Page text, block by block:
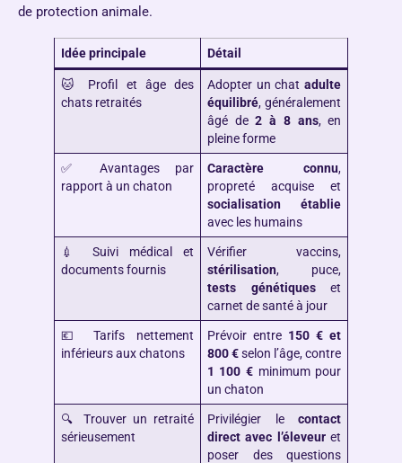
de protection animale.
Idée principale Détail
🐱 Profil et âge des
chats retraités
Adopter un chatadulte
équilibré, généralement
âgé de2 à 8 ans, en
pleine forme
✅ Avantages par
rapport à un chaton
Caractère connu,
propreté acquise et
socialisation établie
avec les humains
💉 Suivi médical et
documents fournis
Vérifier vaccins,
stérilisation, puce,
tests génétiqueset
carnet de santé à jour
💶 Tarifs nettement
inférieurs aux chatons
Prévoir entre 150 € et
800 €selon l’âge, contre
1 100 € minimum pour
un chaton
🔍 Trouver un retraité
sérieusement
Privilégier lecontact
direct avec l’éleveuret
poser des questions